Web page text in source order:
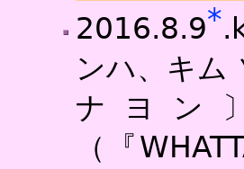
2016.8.9*
ンハ、キム
ナヨン
（『